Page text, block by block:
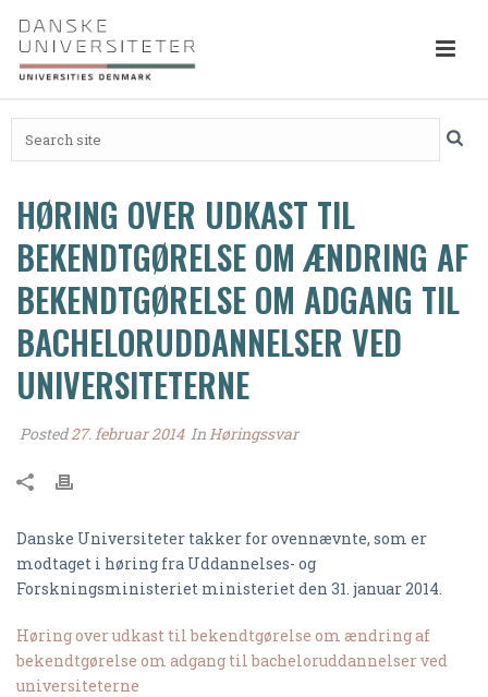
HØRING OVER UDKAST TIL
BEKENDTGØRELSE OM ÆNDRING AF
BEKENDTGØRELSE OM ADGANG TIL
BACHELORUDDANNELSER VED
UNIVERSITETERNE
Posted27. februar 2014 InHøringssvar
Danske Universiteter takker for ovennævnte, som er
modtaget i høring fra Uddannelses- og
Forskningsministeriet ministeriet den 31. januar 2014.
Høring over udkast til bekendtgørelse om ændring af
bekendtgørelse om adgang til bacheloruddannelser ved
universiteterne